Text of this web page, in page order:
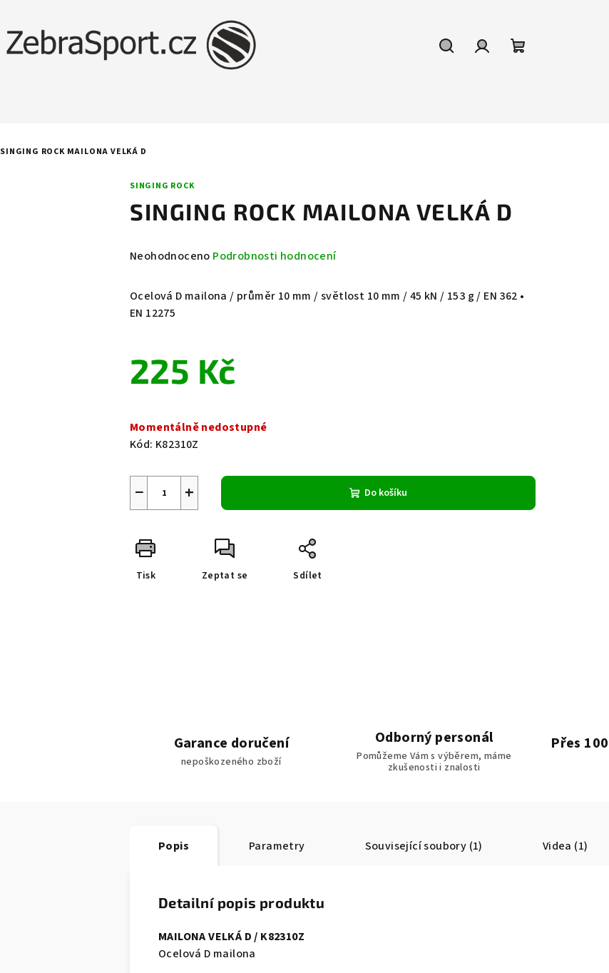
SINGING ROCK MAILONA VELKÁ D
SINGING ROCK
SINGING ROCK MAILONA VELKÁ D
Průměrné
produktu
je
5
hvězdiček.
Neohodnoceno Podrobnosti hodnocení
Ocelová D mailona / průměr 10 mm / světlost 10 mm / 45 kN / 153 g / EN 362 •
EN 12275
225 Kč
cena:
Momentálně nedostupné
Kód: K82310Z
+
− Do košíku
Tisk Zeptat se Sdílet
Garance doručení
nepoškozeného zboží
Odborný personál
Pomůžeme Vám s výběrem, máme
zkušenosti i znalosti
Přes
Popis Parametry Související soubory (1) Videa (1)
Detailní popis produktu
MAILONA VELKÁ D / K82310Z
Ocelová D mailona